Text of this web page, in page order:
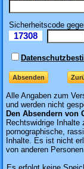
Sicherheitscode
17308
Alle Angaben zum
und werden nicht
Den Absendern von
Rechtswidrige Inhalte
pornographische,
Inhalte. Es ist nicht
von anderen